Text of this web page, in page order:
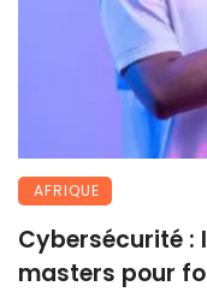
AFRIQUE
Cybersécurité :
masters pour